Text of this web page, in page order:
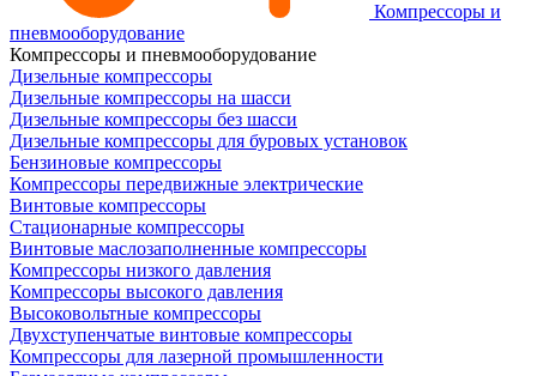
Компрессоры и
пневмооборудование
Компрессоры и пневмооборудование
Дизельные компрессоры
Дизельные компрессоры на шасси
Дизельные компрессоры без шасси
Дизельные компрессоры для буровых установок
Бензиновые компрессоры
Компрессоры передвижные электрические
Винтовые компрессоры
Стационарные компрессоры
Винтовые маслозаполненные компрессоры
Компрессоры низкого давления
Компрессоры высокого давления
Высоковольтные компрессоры
Двухступенчатые винтовые компрессоры
Компрессоры для лазерной промышленности